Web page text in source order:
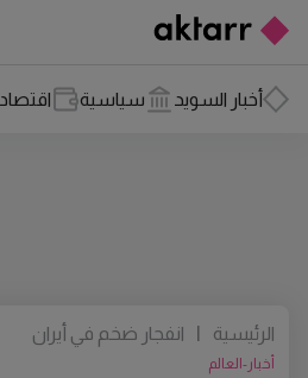
أخبار السويد سياسية اقتصاد
أخبار-العالم
الرئيسية | انفجار ضخم في أيران